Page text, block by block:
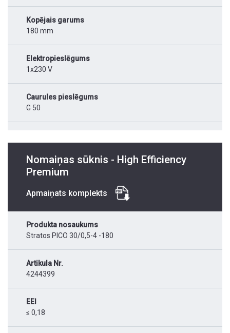
Kopējais garums
180 mm
Elektropieslēgums
1x230 V
Caurules pieslēgums
G 50
Nomaiņas sūknis - High Efficiency
Premium
Apmaiņats komplekts
Produkta nosaukums
Stratos PICO 30/0,5-4 -180
Artikula Nr.
4244399
EEI
≤ 0,18